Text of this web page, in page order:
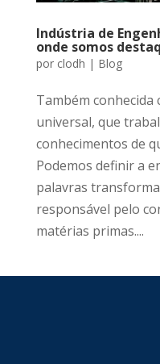
Indústria de
onde somos
por clodh | Blog
Também
universal, que
conhecimentos de
Podemos definir a
palavras
responsável pelo
matérias primas....